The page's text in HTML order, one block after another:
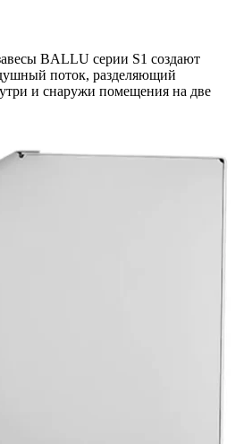
BALLU серии S1 создают
поток, разделяющий
и снаружи помещения на две